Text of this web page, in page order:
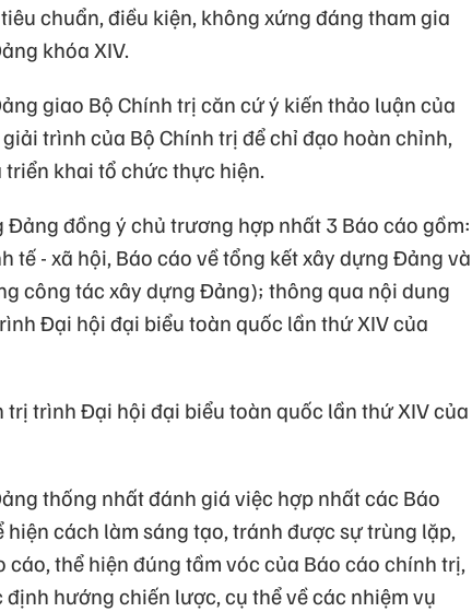
chuẩn, điều kiện, không xứng đáng tham gia
khóa XIV.
giao Bộ Chính trị căn cứ ý kiến thảo luận của
trình của Bộ Chính trị để chỉ đạo hoàn chỉnh,
khai tổ chức thực hiện.
Đảng đồng ý chủ trương hợp nhất 3 Báo cáo gồm:
tế - xã hội, Báo cáo về tổng kết xây dựng Đảng và
công tác xây dựng Đảng); thông qua nội dung
Đại hội đại biểu toàn quốc lần thứ XIV của
trị trình Đại hội đại biểu toàn quốc lần thứ XIV của
thống nhất đánh giá việc hợp nhất các Báo
cách làm sáng tạo, tránh được sự trùng lặp,
thể hiện đúng tầm vóc của Báo cáo chính trị,
hướng chiến lược, cụ thể về các nhiệm vụ